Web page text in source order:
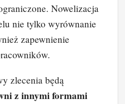
Nowelizacja
nie tylko wyrównanie
zapewnienie
zlecenia będą
z innymi formami